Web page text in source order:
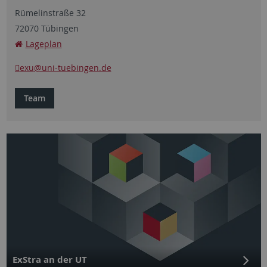
Rümelinstraße 32
72070 Tübingen
Lageplan
exu@uni-tuebingen.de
Team
ExStra an der UT